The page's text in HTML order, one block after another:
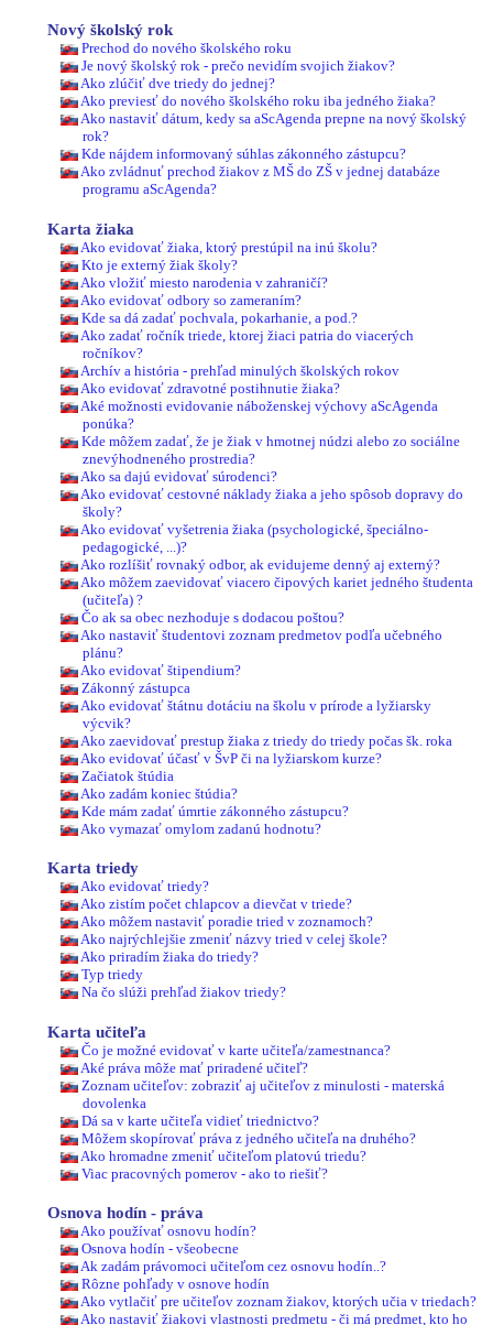
Nový školský rok
Prechod do nového školského roku
Je nový školský rok - prečo nevidím svojich žiakov?
Ako zlúčiť dve triedy do jednej?
Ako previesť do nového školského roku iba jedného žiaka?
Ako nastaviť dátum, kedy sa aScAgenda prepne na nový školský
rok?
Kde nájdem informovaný súhlas zákonného zástupcu?
Ako zvládnuť prechod žiakov z MŠ do ZŠ v jednej databáze
programu aScAgenda?
Karta žiaka
Ako evidovať žiaka, ktorý prestúpil na inú školu?
Kto je externý žiak školy?
Ako vložiť miesto narodenia v zahraničí?
Ako evidovať odbory so zameraním?
Kde sa dá zadať pochvala, pokarhanie, a pod.?
Ako zadať ročník triede, ktorej žiaci patria do viacerých
ročníkov?
Archív a história - prehľad minulých školských rokov
Ako evidovať zdravotné postihnutie žiaka?
Aké možnosti evidovanie náboženskej výchovy aScAgenda
ponúka?
Kde môžem zadať, že je žiak v hmotnej núdzi alebo zo sociálne
znevýhodneného prostredia?
Ako sa dajú evidovať súrodenci?
Ako evidovať cestovné náklady žiaka a jeho spôsob dopravy do
školy?
Ako evidovať vyšetrenia žiaka (psychologické, špeciálno-
pedagogické, ...)?
Ako rozlíšiť rovnaký odbor, ak evidujeme denný aj externý?
Ako môžem zaevidovať viacero čipových kariet jedného študenta
(učiteľa) ?
Čo ak sa obec nezhoduje s dodacou poštou?
Ako nastaviť študentovi zoznam predmetov podľa učebného
plánu?
Ako evidovať štipendium?
Zákonný zástupca
Ako evidovať štátnu dotáciu na školu v prírode a lyžiarsky
výcvik?
Ako zaevidovať prestup žiaka z triedy do triedy počas šk. roka
Ako evidovať účasť v ŠvP či na lyžiarskom kurze?
Začiatok štúdia
Ako zadám koniec štúdia?
Kde mám zadať úmrtie zákonného zástupcu?
Ako vymazať omylom zadanú hodnotu?
Karta triedy
Ako evidovať triedy?
Ako zistím počet chlapcov a dievčat v triede?
Ako môžem nastaviť poradie tried v zoznamoch?
Ako najrýchlejšie zmeniť názvy tried v celej škole?
Ako priradím žiaka do triedy?
Typ triedy
Na čo slúži prehľad žiakov triedy?
Karta učiteľa
Čo je možné evidovať v karte učiteľa/zamestnanca?
Aké práva môže mať priradené učiteľ?
Zoznam učiteľov: zobraziť aj učiteľov z minulosti - materská
dovolenka
Dá sa v karte učiteľa vidieť triednictvo?
Môžem skopírovať práva z jedného učiteľa na druhého?
Ako hromadne zmeniť učiteľom platovú triedu?
Viac pracovných pomerov - ako to riešiť?
Osnova hodín - práva
Ako používať osnovu hodín?
Osnova hodín - všeobecne
Ak zadám právomoci učiteľom cez osnovu hodín..?
Rôzne pohľady v osnove hodín
Ako vytlačiť pre učiteľov zoznam žiakov, ktorých učia v triedach?
Ako nastaviť žiakovi vlastnosti predmetu - či má predmet, kto ho